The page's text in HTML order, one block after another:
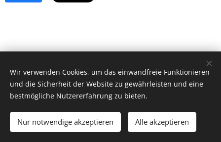
© 2026 by Dr. Andrea Christoph-Gaugusch
All rights reserved.
Cookies
Wir verwenden Cookies, um das einwandfreie Funktionieren
und die Sicherheit der Website zu gewährleisten und eine
bestmögliche Nutzererfahrung zu bieten.
Nur notwendige akzeptieren Alle akzeptieren